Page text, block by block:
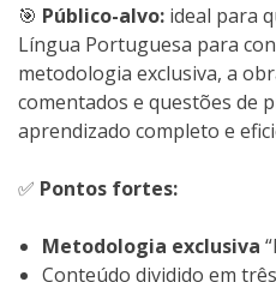
🎯 Público-alvo: ideal para
Língua Portuguesa para
metodologia exclusiva, a
comentados e questões de
aprendizado completo e
✅ Pontos fortes:
Metodologia exclusiva
Conteúdo dividido em